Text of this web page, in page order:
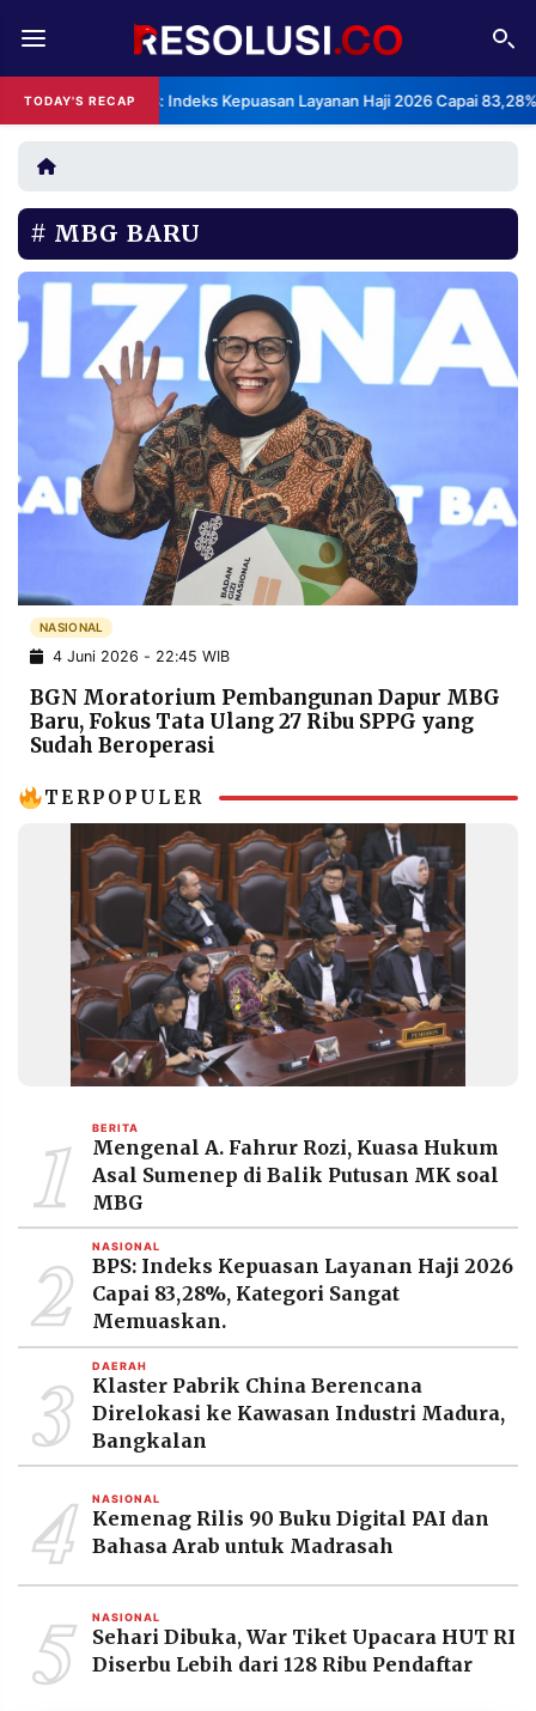
TODAY'S RECAPBPS: Indeks Kepuasan Layanan Haji 2026 Capai
REDAKSI TENTANG
RESOLUSI IKLAN
RUBRIKASI
EDITORIAL AKSARA
PERSONA
DAERAH NASIONAL
SPORT
INFORMASI
PRIVACY BERITA
WARGA
INFORMASI
IKLAN
KIRIM
PENGADUAN TERM
OF
SERVICE
IKUTI
RESOLUSI
MEDIA
©
Resolusi.co
-
PT.
RESOLUSI
MEDIA
MBG BARU
NASIONAL
4 Juni 2026 - 22:45 WIB
BGN Moratorium Pembangunan Dapur MBG
Baru, Fokus Tata Ulang 27 Ribu SPPG yang
Sudah Beroperasi
TERPOPULER
1 BERITA
Mengenal A. Fahrur Rozi, Kuasa Hukum
Asal Sumenep di Balik Putusan MK soal
MBG
2 NASIONAL
BPS: Indeks Kepuasan Layanan Haji 2026
Capai 83,28%, Kategori Sangat
Memuaskan.
3 DAERAH
Klaster Pabrik China Berencana
Direlokasi ke Kawasan Industri Madura,
Bangkalan
4 NASIONAL
Kemenag Rilis 90 Buku Digital PAI dan
Bahasa Arab untuk Madrasah
5 NASIONAL
Sehari Dibuka, War Tiket Upacara HUT RI
Diserbu Lebih dari 128 Ribu Pendaftar